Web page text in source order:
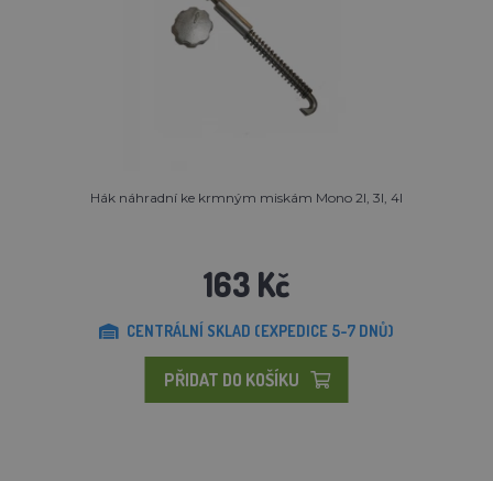
Hák náhradní ke krmným miskám Mono 2l, 3l, 4l
163 Kč
CENTRÁLNÍ SKLAD (EXPEDICE 5-7 DNŮ)
PŘIDAT DO KOŠÍKU